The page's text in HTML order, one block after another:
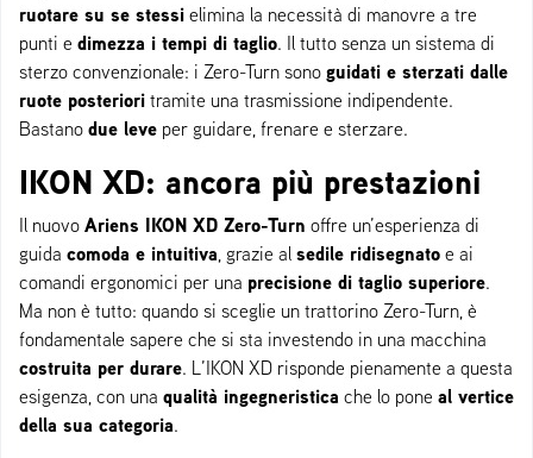
ruotare su se stessi elimina la necessità di manovre a tre
punti e dimezza i tempi di taglio. Il tutto senza un sistema di
sterzo convenzionale: i Zero-Turn sono guidati e sterzati dalle
ruote posteriori tramite una trasmissione indipendente.
Bastano due leve per guidare, frenare e sterzare.
IKON XD: ancora più prestazioni
Il nuovo Ariens IKON XD Zero-Turn offre un’esperienza di
guida comoda e intuitiva, grazie al sedile ridisegnato e ai
comandi ergonomici per una precisione di taglio superiore.
Ma non è tutto: quando si sceglie un trattorino Zero-Turn, è
fondamentale sapere che si sta investendo in una macchina
costruita per durare. L’IKON XD risponde pienamente a questa
esigenza, con una qualità ingegneristica che lo pone al vertice
della sua categoria.